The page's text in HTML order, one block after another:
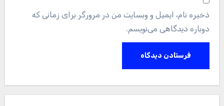
ذخیره نام، ایمیل و وبسایت من در مرورگر برای زمانی که
دوباره دیدگاهی می‌نویسم.